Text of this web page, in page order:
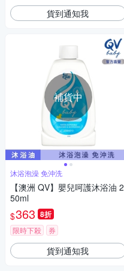
貨到通知我
補貨中
沐浴泡澡 免沖洗
【澳洲 QV】嬰兒呵護沐浴油 2
50ml
$363 8折
限時下殺 券
貨到通知我